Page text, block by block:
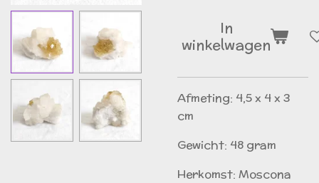
In
winkelwagen
Afmeting: 4,5 x 4 x 3
cm
Gewicht: 48 gram
Herkomst: Moscona